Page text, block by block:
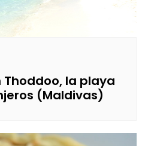
Thoddoo, la playa
(Maldivas)